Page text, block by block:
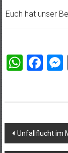
Euch hat unser
Unfallflucht im